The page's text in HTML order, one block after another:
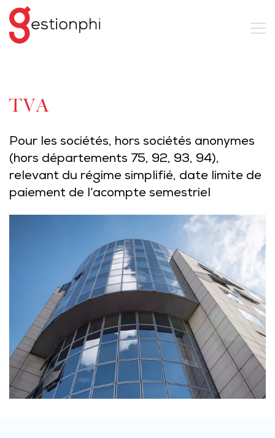
TVA
Pour les sociétés, hors sociétés anonymes
(hors départements 75, 92, 93, 94),
relevant du régime simplifié, date limite de
paiement de l’acompte semestriel